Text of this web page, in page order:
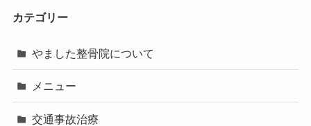
カテゴリー
やました整骨院について
メニュー
交通事故治療